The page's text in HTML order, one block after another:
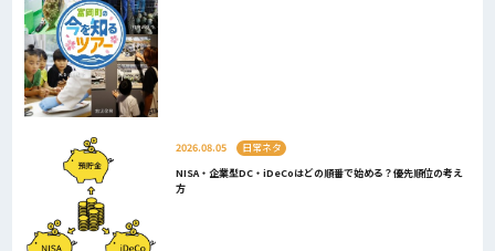
2026.08.05
日常ネタ
NISA・企業型DC・iDeCoはどの順番で始める？優先順位の考え
方